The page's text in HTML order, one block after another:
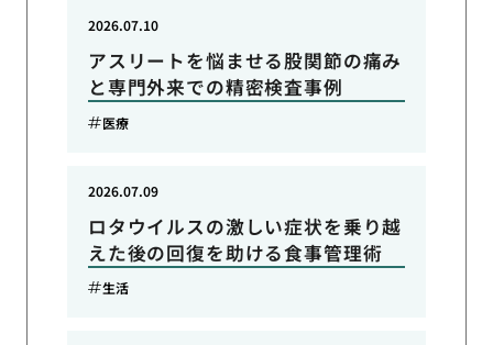
アスリートを悩ませる股関節の痛み
と専門外来での精密検査事例
2026.07.10
医療
ロタウイルスの激しい症状を乗り越
えた後の回復を助ける食事管理術
2026.07.09
生活